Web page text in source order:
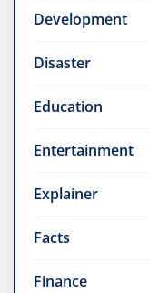
Development
Disaster
Education
Entertainment
Explainer
Facts
Finance